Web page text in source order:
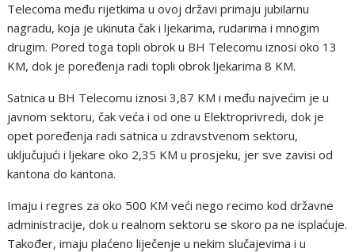
Telecoma među rijetkima u ovoj državi primaju jubilarnu
nagradu, koja je ukinuta čak i ljekarima, rudarima i mnogim
drugim. Pored toga topli obrok u BH Telecomu iznosi oko 13
KM, dok je poređenja radi topli obrok ljekarima 8 KM.
Satnica u BH Telecomu iznosi 3,87 KM i među najvećim je u
javnom sektoru, čak veća i od one u Elektroprivredi, dok je
opet poređenja radi satnica u zdravstvenom sektoru,
uključujući i ljekare oko 2,35 KM u prosjeku, jer sve zavisi od
kantona do kantona.
Imaju i regres za oko 500 KM veći nego recimo kod državne
administracije, dok u realnom sektoru se skoro pa ne isplaćuje.
Također, imaju plaćeno liječenje u nekim slučajevima i u